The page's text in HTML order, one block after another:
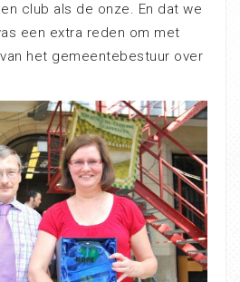
club als de onze. En dat we
een extra reden om met
het gemeentebestuur over